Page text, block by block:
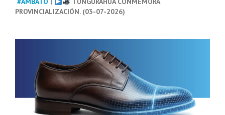
PROVINCIALIZACIÓN. (03-07-2026)